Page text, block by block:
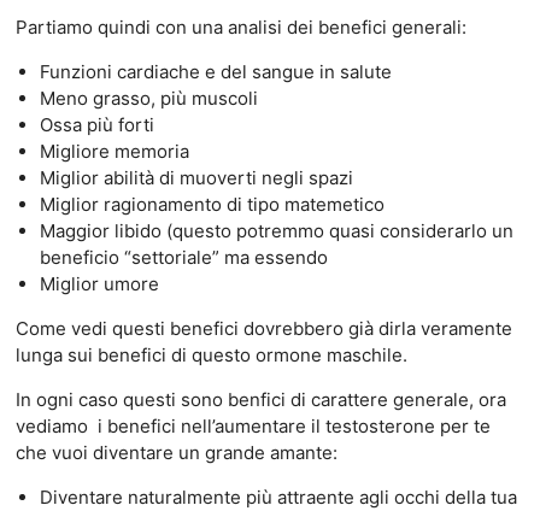
Partiamo quindi con una analisi dei benefici generali:
Funzioni cardiache e del sangue in salute
Meno grasso, più muscoli
Ossa più forti
Migliore memoria
Miglior abilità di muoverti negli spazi
Miglior ragionamento di tipo matemetico
Maggior libido (questo potremmo quasi considerarlo un
beneficio “settoriale” ma essendo
Miglior umore
Come vedi questi benefici dovrebbero già dirla veramente
lunga sui benefici di questo ormone maschile.
In ogni caso questi sono benfici di carattere generale, ora
vediamo i benefici nell’aumentare il testosterone per te
che vuoi diventare un grande amante:
Diventare naturalmente più attraente agli occhi della tua